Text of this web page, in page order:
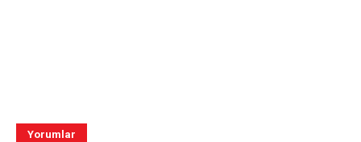
Yorumlar